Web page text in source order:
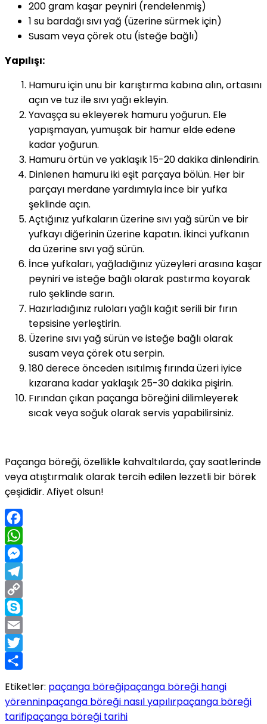
200 gram kaşar peyniri (rendelenmiş)
1 su bardağı sıvı yağ (üzerine sürmek için)
Susam veya çörek otu (isteğe bağlı)
Yapılışı:
Hamuru için unu bir karıştırma kabına alın, ortasını
açın ve tuz ile sıvı yağı ekleyin.
Yavaşça su ekleyerek hamuru yoğurun. Ele
yapışmayan, yumuşak bir hamur elde edene
kadar yoğurun.
Hamuru örtün ve yaklaşık 15-20 dakika dinlendirin.
Dinlenen hamuru iki eşit parçaya bölün. Her bir
parçayı merdane yardımıyla ince bir yufka
şeklinde açın.
Açtığınız yufkaların üzerine sıvı yağ sürün ve bir
yufkayı diğerinin üzerine kapatın. İkinci yufkanın
da üzerine sıvı yağ sürün.
İnce yufkaları, yağladığınız yüzeyleri arasına kaşar
peyniri ve isteğe bağlı olarak pastırma koyarak
rulo şeklinde sarın.
Hazırladığınız ruloları yağlı kağıt serili bir fırın
tepsisine yerleştirin.
Üzerine sıvı yağ sürün ve isteğe bağlı olarak
susam veya çörek otu serpin.
180 derece önceden ısıtılmış fırında üzeri iyice
kızarana kadar yaklaşık 25-30 dakika pişirin.
Fırından çıkan paçanga böreğini dilimleyerek
sıcak veya soğuk olarak servis yapabilirsiniz.
Paçanga böreği, özellikle kahvaltılarda, çay saatlerinde
veya atıştırmalık olarak tercih edilen lezzetli bir börek
çeşididir. Afiyet olsun!
Facebook
WhatsApp
Messenger
Telegram
Copy
Link
Skype
Email
Twitter
Etiketler: paçanga böreğipaçanga böreği hangi
yörenninpaçanga böreği nasıl yapılırpaçanga böreği
tarifipaçanga böreği tarihi